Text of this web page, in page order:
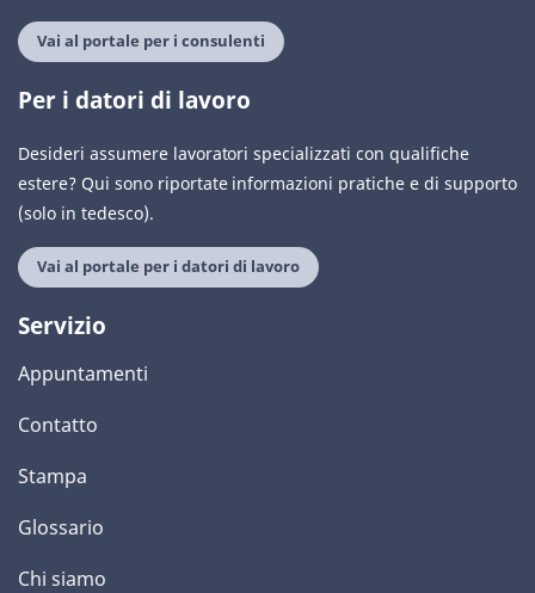
Vai al portale per i consulenti
Per i datori di lavoro
Desideri assumere lavoratori specializzati con qualifiche
estere? Qui sono riportate informazioni pratiche e di supporto
(solo in tedesco).
Vai al portale per i datori di lavoro
Servizio
Appuntamenti
Contatto
Stampa
Glossario
Chi siamo